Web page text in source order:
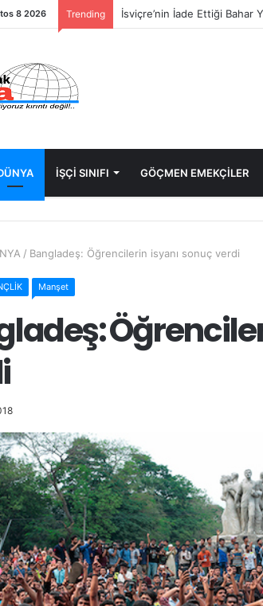
8 2026 Trending İsviçre’nin İade Ettiği Bahar
İŞÇİ SINIFI GÖÇMEN EMEKÇİLER
/ Bangladeş: Öğrencilerin isyanı sonuç verdi
Manşet